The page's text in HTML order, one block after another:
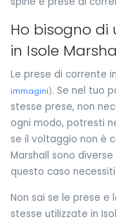
Ho bisogno
in Isole
Le prese di corrente
immagini). Se nel tuo
stesse prese, non
ogni modo, potresti
se il voltaggio non è
Marshall sono
questo caso
Non sai se le prese e
stesse utilizzate in